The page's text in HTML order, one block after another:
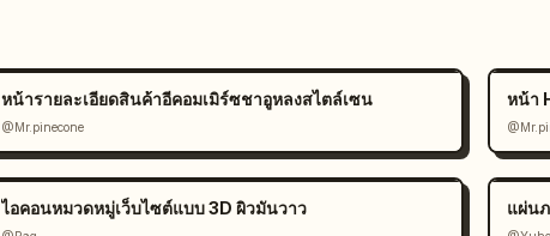
หน้ารายละเอียดสินค้าอีคอมเมิร์ซชาอูหลงสไตล์เซน
@Mr.pinecone
หน้า
ไอคอนหมวดหมู่เว็บไซต์แบบ 3D ผิวมันวาว